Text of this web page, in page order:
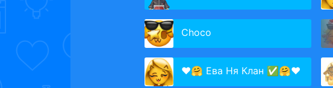
Choco
❤️🤗 Ева Ня Клан ✅🤗❤️